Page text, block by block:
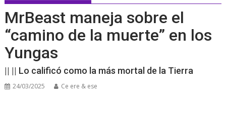
MrBeast maneja sobre el
“camino de la muerte” en los
Yungas
|| || Lo calificó como la más mortal de la Tierra
24/03/2025 Ce ere & ese